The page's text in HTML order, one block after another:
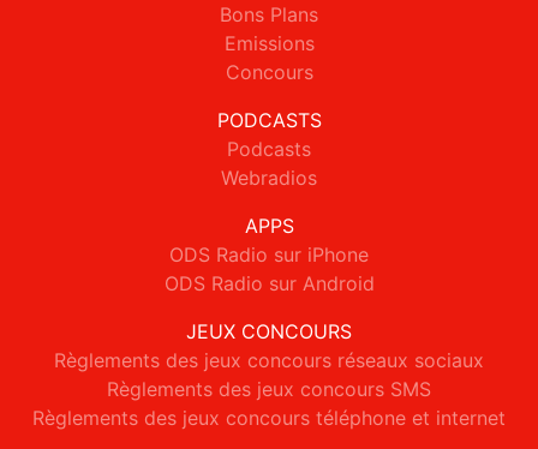
Bons Plans
Emissions
Concours
PODCASTS
Podcasts
Webradios
APPS
ODS Radio sur iPhone
ODS Radio sur Android
JEUX CONCOURS
Règlements des jeux concours réseaux sociaux
Règlements des jeux concours SMS
Règlements des jeux concours téléphone et internet